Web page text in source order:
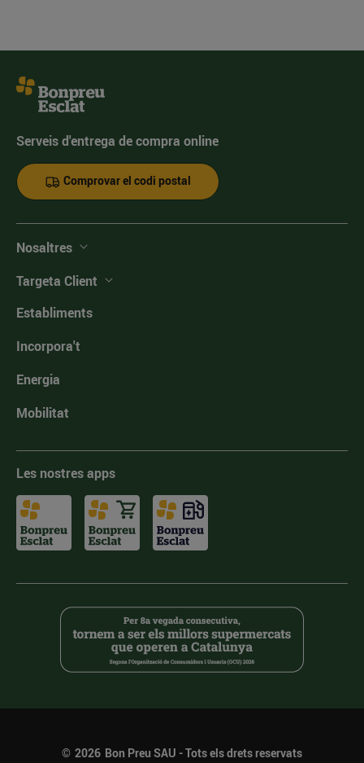
Serveis d'entrega de compra online
Comprovar el codi postal
Nosaltres
Targeta Client
Establiments
Incorpora't
Energia
Mobilitat
Les nostres apps
© 2026 Bon Preu SAU - Tots els drets reservats